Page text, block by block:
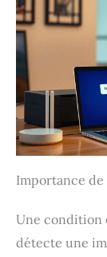
Importance
Une condition
détecte une